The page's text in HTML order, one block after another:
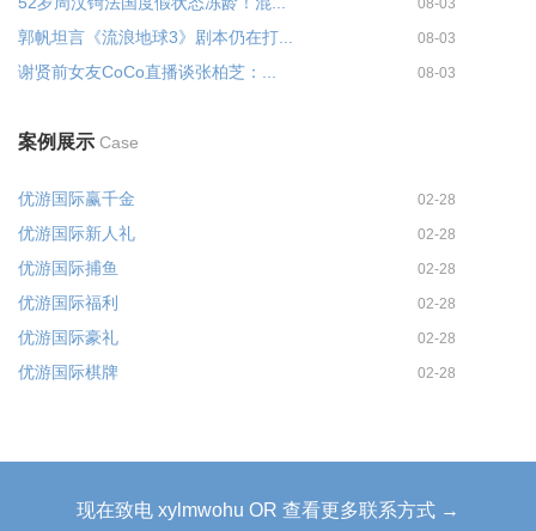
郭帆坦言《流浪地球3》剧本仍在打... 08-03
谢贤前女友CoCo直播谈张柏芝：... 08-03
案例展示 Case
优游国际赢千金 02-28
优游国际新人礼 02-28
优游国际捕鱼 02-28
优游国际福利 02-28
优游国际豪礼 02-28
优游国际棋牌 02-28
现在致电 xylmwohu OR 查看更多联系方式 →